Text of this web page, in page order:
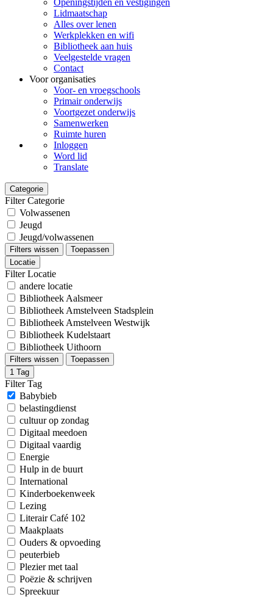
Openingstijden en vestigingen
Lidmaatschap
Alles over lenen
Werkplekken en wifi
Bibliotheek aan huis
Veelgestelde vragen
Contact
Voor organisaties
Voor- en vroegschools
Primair onderwijs
Voortgezet onderwijs
Samenwerken
Ruimte huren
Inloggen
Word lid
Translate
Categorie
Filter Categorie
Volwassenen
Jeugd
Jeugd/volwassenen
Filters wissen
Toepassen
Locatie
Filter Locatie
andere locatie
Bibliotheek Aalsmeer
Bibliotheek Amstelveen Stadsplein
Bibliotheek Amstelveen Westwijk
Bibliotheek Kudelstaart
Bibliotheek Uithoorn
Filters wissen
Toepassen
1 Tag
Filter Tag
Babybieb
belastingdienst
cultuur op zondag
Digitaal meedoen
Digitaal vaardig
Energie
Hulp in de buurt
International
Kinderboekenweek
Lezing
Literair Café 102
Maakplaats
Ouders & opvoeding
peuterbieb
Plezier met taal
Poëzie & schrijven
Spreekuur